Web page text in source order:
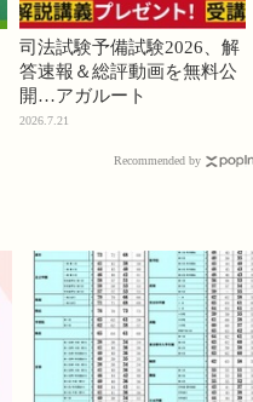
司法試験予備試験2026、解
答速報＆総評動画を無料公
開…アガルート
2026.7.21
Recommended by